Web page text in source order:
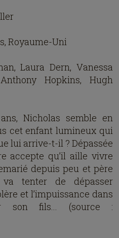
Royaume-Uni
Laura Dern, Vanessa
Hopkins, Hugh
Nicholas semble en
cet enfant lumineux qui
lui arrive-t-il ? Dépassée
accepte qu’il aille vivre
depuis peu et père
tenter de dépasser
et l’impuissance dans
son fils... (source :